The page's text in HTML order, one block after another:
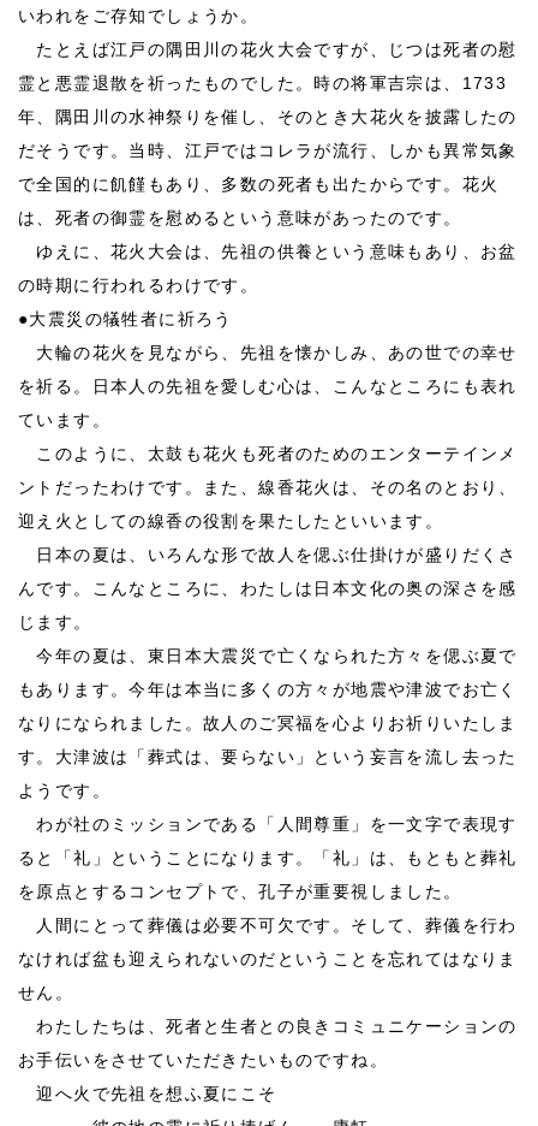
いわれをご存知でしょうか。
たとえば江戸の隅田川の花火大会ですが、じつは死者の慰
霊と悪霊退散を祈ったものでした。時の将軍吉宗は、1733
年、隅田川の水神祭りを催し、そのとき大花火を披露したの
だそうです。当時、江戸ではコレラが流行、しかも異常気象
で全国的に飢饉もあり、多数の死者も出たからです。花火
は、死者の御霊を慰めるという意味があったのです。
ゆえに、花火大会は、先祖の供養という意味もあり、お盆
の時期に行われるわけです。
●大震災の犠牲者に祈ろう
大輪の花火を見ながら、先祖を懐かしみ、あの世での幸せ
を祈る。日本人の先祖を愛しむ心は、こんなところにも表れ
ています。
このように、太鼓も花火も死者のためのエンターテインメ
ントだったわけです。また、線香花火は、その名のとおり、
迎え火としての線香の役割を果たしたといいます。
日本の夏は、いろんな形で故人を偲ぶ仕掛けが盛りだくさ
んです。こんなところに、わたしは日本文化の奥の深さを感
じます。
今年の夏は、東日本大震災で亡くなられた方々を偲ぶ夏で
もあります。今年は本当に多くの方々が地震や津波でお亡く
なりになられました。故人のご冥福を心よりお祈りいたしま
す。大津波は「葬式は、要らない」という妄言を流し去った
ようです。
わが社のミッションである「人間尊重」を一文字で表現す
ると「礼」ということになります。「礼」は、もともと葬礼
を原点とするコンセプトで、孔子が重要視しました。
人間にとって葬儀は必要不可欠です。そして、葬儀を行わ
なければ盆も迎えられないのだということを忘れてはなりま
せん。
わたしたちは、死者と生者との良きコミュニケーションの
お手伝いをさせていただきたいものですね。
迎へ火で先祖を想ふ夏にこそ